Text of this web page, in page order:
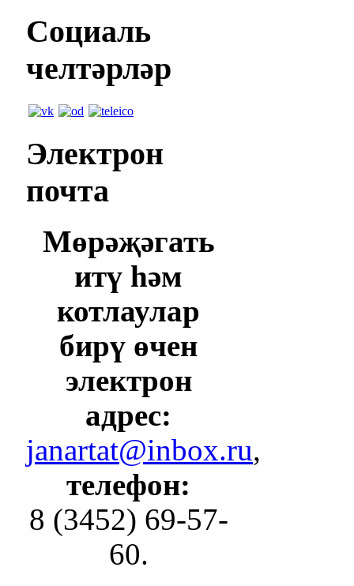
Социаль
челтәрләр
Электрон
почта
Мөрәҗәгать
итү һәм
котлаулар
бирү өчен
электрон
адрес:
janartat@inbox.ru,
телефон:
8 (3452) 69-57-
60.